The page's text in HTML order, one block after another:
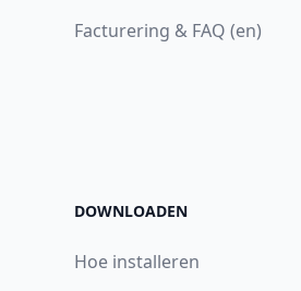
Facturering & FAQ (en)
DOWNLOADEN
Hoe installeren